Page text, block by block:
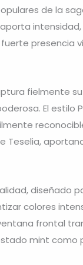
de la
presencia
El estilo
Teselia,
diseñado
colores
frontal
mint